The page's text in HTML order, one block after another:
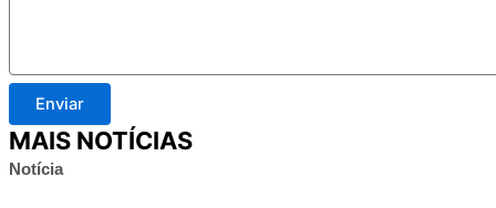
Enviar
MAIS NOTÍCIAS
Notícia